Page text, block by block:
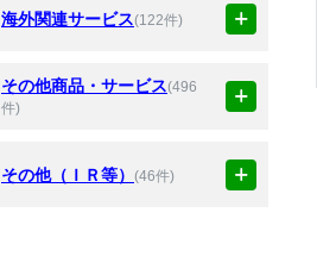
海外関連サービス(122件)
その他商品・サービス(496
件)
その他（ＩＲ等） (46件)